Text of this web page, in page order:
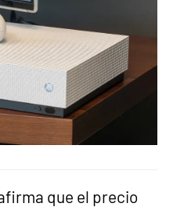
que el precio